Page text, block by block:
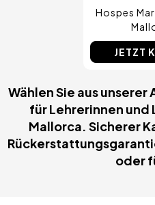
Hospes
JETZT
Wählen Sie aus unserer
für Lehrerinnen und
Mallorca. Sicherer
oder